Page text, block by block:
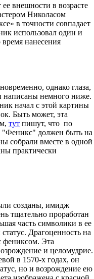
внешности в возрасте
Николасом
в точности совпадает
использовал один и
нанесения
однако глаза,
написаны немного ниже.
начал с этой картины
Быть может, эта
тут пишут, что по
"Феникс" должен быть на
собрали вместе в одной
практически
созданы, имидж
тщательно проработан
часть символики в ее
Драгоценность на
фениксом. Эта
и целомудрие.
в 1570-х годах, он
но и возрождение ею